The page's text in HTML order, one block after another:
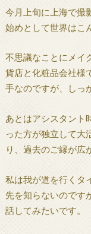
今月上旬に上海で撮
始めとして世界はこ
不思議なことにメイ
貨店と化粧品会社様
手なのですが、しっ
あとはアシスタント
った方が独立して大
り、過去のご縁が広
私は我が道を行くタ
先を知らないのです
話してみたいです。